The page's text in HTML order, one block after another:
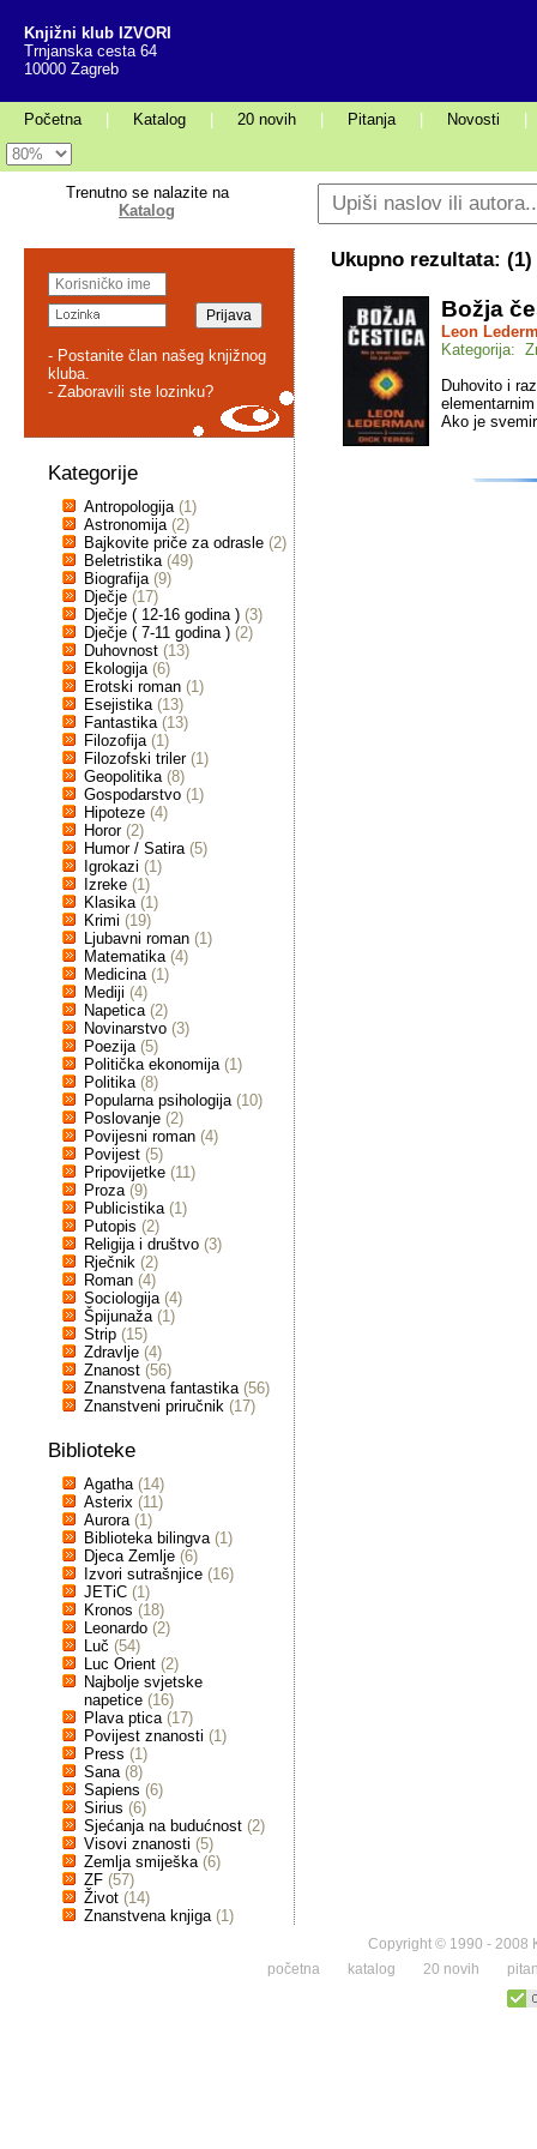
Knjižni klub IZVORI
Trnjanska cesta 64
10000 Zagreb
Početna Katalog 20 novih Pitanja Novosti
Trenutno se nalazite na
Katalog
- Postanite član našeg knjižnog
kluba.
- Zaboravili ste lozinku?
Kategorije
Antropologija (1)
Astronomija (2)
Bajkovite priče za odrasle (2)
Beletristika (49)
Biografija (9)
Dječje (17)
Dječje ( 12-16 godina ) (3)
Dječje ( 7-11 godina ) (2)
Duhovnost (13)
Ekologija (6)
Erotski roman (1)
Esejistika (13)
Fantastika (13)
Filozofija (1)
Filozofski triler (1)
Geopolitika (8)
Gospodarstvo (1)
Hipoteze (4)
Horor (2)
Humor / Satira (5)
Igrokazi (1)
Izreke (1)
Klasika (1)
Krimi (19)
Ljubavni roman (1)
Matematika (4)
Medicina (1)
Mediji (4)
Napetica (2)
Novinarstvo (3)
Poezija (5)
Politička ekonomija (1)
Politika (8)
Popularna psihologija (10)
Poslovanje (2)
Povijesni roman (4)
Povijest (5)
Pripovijetke (11)
Proza (9)
Publicistika (1)
Putopis (2)
Religija i društvo (3)
Rječnik (2)
Roman (4)
Sociologija (4)
Špijunaža (1)
Strip (15)
Zdravlje (4)
Znanost (56)
Znanstvena fantastika (56)
Znanstveni priručnik (17)
Biblioteke
Agatha (14)
Asterix (11)
Aurora (1)
Biblioteka bilingva (1)
Djeca Zemlje (6)
Izvori sutrašnjice (16)
JETiC (1)
Kronos (18)
Leonardo (2)
Luč (54)
Luc Orient (2)
Najbolje svjetske
napetice (16)
Plava ptica (17)
Povijest znanosti (1)
Press (1)
Sana (8)
Sapiens (6)
Sirius (6)
Sjećanja na budućnost (2)
Visovi znanosti (5)
Zemlja smiješka (6)
ZF (57)
Život (14)
Znanstvena knjiga (1)
Ukupno rezultata: (1)
Božja
Leon
Kategorija:
Duhovito i
Ako je
Copyright © 1990 - 2008
početna
katalog 20 novih